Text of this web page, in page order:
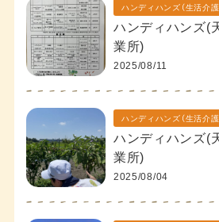
ハンディハンズ（生活介護
ハンディハンズ(
業所)
2025/08/11
ハンディハンズ（生活介護
ハンディハンズ(
業所)
2025/08/04